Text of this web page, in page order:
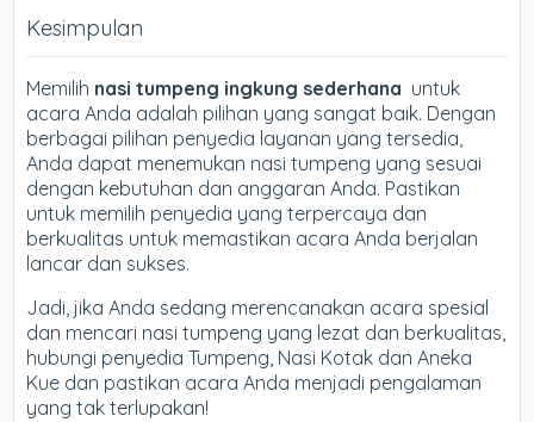
Kesimpulan
Memilih nasi tumpeng ingkung sederhana untuk
acara Anda adalah pilihan yang sangat baik. Dengan
berbagai pilihan penyedia layanan yang tersedia,
Anda dapat menemukan nasi tumpeng yang sesuai
dengan kebutuhan dan anggaran Anda. Pastikan
untuk memilih penyedia yang terpercaya dan
berkualitas untuk memastikan acara Anda berjalan
lancar dan sukses.
Jadi, jika Anda sedang merencanakan acara spesial
dan mencari nasi tumpeng yang lezat dan berkualitas,
hubungi penyedia Tumpeng, Nasi Kotak dan Aneka
Kue dan pastikan acara Anda menjadi pengalaman
yang tak terlupakan!